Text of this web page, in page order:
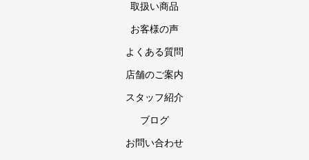
取扱い商品
お客様の声
よくある質問
店舗のご案内
スタッフ紹介
ブログ
お問い合わせ